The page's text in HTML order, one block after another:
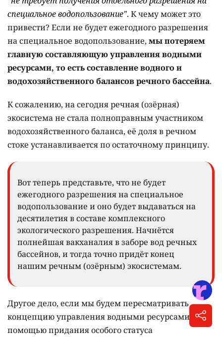
специальное водопользование". К чему может это
привести? Если не будет ежегодного разрешения
на специальное водопользование, мы потеряем
главную составляющую управления водными
ресурсами, то есть составление водного и
водохозяйственного балансов речного бассейна.
К сожалению, на сегодня речная (озёрная)
экосистема не стала полноправным участником
водохозяйственного баланса, её доля в речном
стоке устанавливается по остаточному принципу.
Вот теперь представьте, что не будет
ежегодного разрешения на специальное
водопользование и оно будет выдаваться на
десятилетия в составе комплексного
экологического разрешения. Начнётся
полнейшая вакханалия в заборе вод речных
бассейнов, и тогда точно придёт конец
нашим речным (озёрным) экосистемам.
Другое дело, если мы будем пересматривать
концепцию управления водными ресурсами с
помощью придания особого статуса